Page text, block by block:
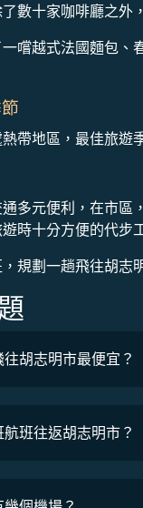
數十家咖啡廳之外
嚐越式法國麵包、
帶地區，最佳旅遊
多元便利，在市區
時十分方便的代步
規劃一趟飛往胡志
胡志明市最便宜？
班往返胡志明市？